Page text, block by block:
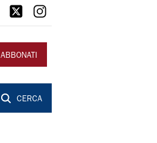
ABBONATI
CERCA